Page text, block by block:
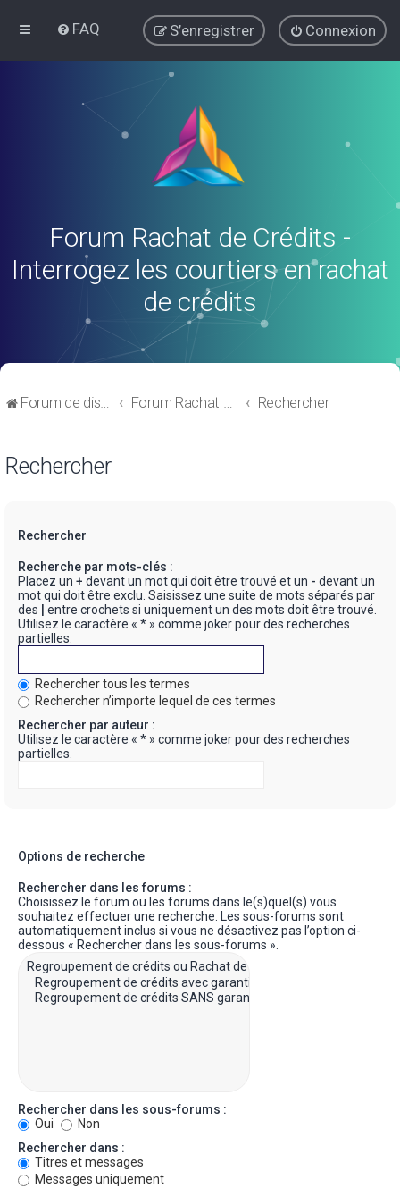
FAQ Connexion
S’enregistrer
Forum Rachat de Crédits -
Interrogez les courtiers en rachat
de crédits
Forum de discussions sur le Regroupement de Crédits et le Rachat de Crédits Forum Rachat de Crédits Rechercher
Rechercher
Rechercher
Recherche par mots-clés :
Placez un + devant un mot qui doit être trouvé et un - devant un
mot qui doit être exclu. Saisissez une suite de mots séparés par
des
entre crochets si uniquement un des mots doit être trouvé.
Utilisez le caractère « * » comme joker pour des recherches
partielles.
Rechercher tous les termes
Rechercher n’importe lequel de ces termes
Rechercher par auteur :
Utilisez le caractère « * » comme joker pour des recherches
partielles.
Options de recherche
Rechercher dans les forums :
Choisissez le forum ou les forums dans le(s)quel(s) vous
souhaitez effectuer une recherche. Les sous-forums sont
automatiquement inclus si vous ne désactivez pas l’option ci-
dessous « Rechercher dans les sous-forums ».
Rechercher dans les sous-forums :
Oui
Non
Rechercher dans :
Titres et messages
Messages uniquement